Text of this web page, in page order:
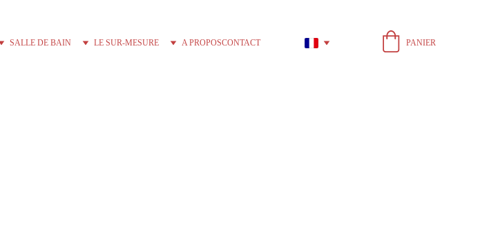
SALLE DE BAIN LE SUR-MESURE A PROPOSCONTACT PANIER